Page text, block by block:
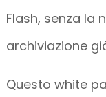
Flash, senza la
archiviazione
Questo white